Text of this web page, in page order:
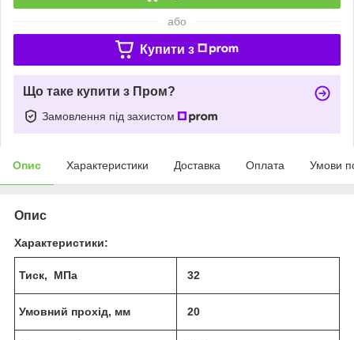
або
Купити з
Що таке купити з Пром?
Замовлення під захистом
Опис Характеристики Доставка Оплата Умови
Опис
Характеристики:
Тиск, МПа 32
Умовний прохід, мм 20